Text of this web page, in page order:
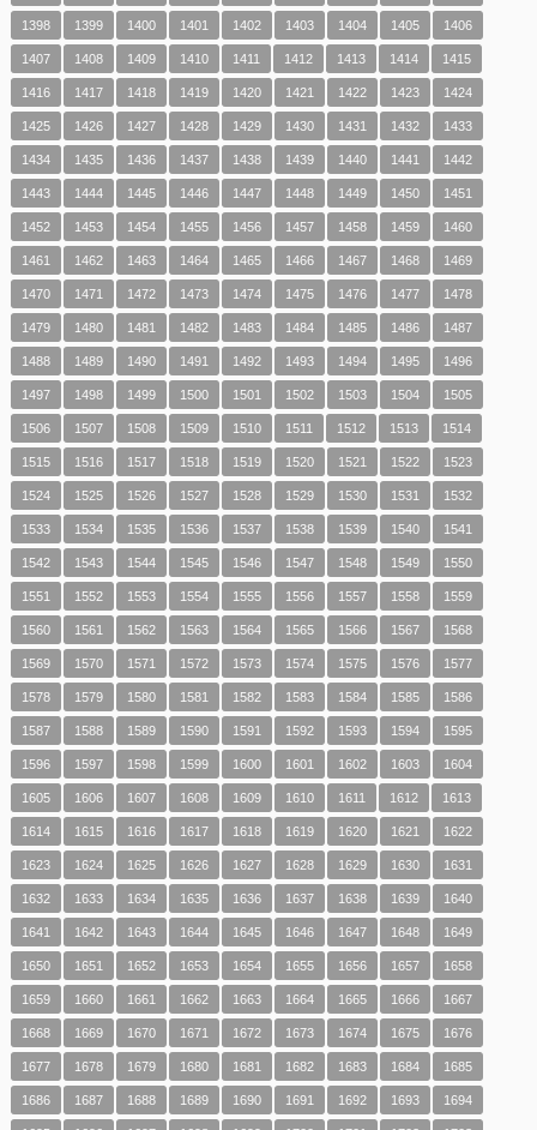
1398 1399 1400 1401 1402 1403 1404 1405 1406
1407 1408 1409 1410 1411 1412 1413 1414 1415
1416 1417 1418 1419 1420 1421 1422 1423 1424
1425 1426 1427 1428 1429 1430 1431 1432 1433
1434 1435 1436 1437 1438 1439 1440 1441 1442
1443 1444 1445 1446 1447 1448 1449 1450 1451
1452 1453 1454 1455 1456 1457 1458 1459 1460
1461 1462 1463 1464 1465 1466 1467 1468 1469
1470 1471 1472 1473 1474 1475 1476 1477 1478
1479 1480 1481 1482 1483 1484 1485 1486 1487
1488 1489 1490 1491 1492 1493 1494 1495 1496
1497 1498 1499 1500 1501 1502 1503 1504 1505
1506 1507 1508 1509 1510 1511 1512 1513 1514
1515 1516 1517 1518 1519 1520 1521 1522 1523
1524 1525 1526 1527 1528 1529 1530 1531 1532
1533 1534 1535 1536 1537 1538 1539 1540 1541
1542 1543 1544 1545 1546 1547 1548 1549 1550
1551 1552 1553 1554 1555 1556 1557 1558 1559
1560 1561 1562 1563 1564 1565 1566 1567 1568
1569 1570 1571 1572 1573 1574 1575 1576 1577
1578 1579 1580 1581 1582 1583 1584 1585 1586
1587 1588 1589 1590 1591 1592 1593 1594 1595
1596 1597 1598 1599 1600 1601 1602 1603 1604
1605 1606 1607 1608 1609 1610 1611 1612 1613
1614 1615 1616 1617 1618 1619 1620 1621 1622
1623 1624 1625 1626 1627 1628 1629 1630 1631
1632 1633 1634 1635 1636 1637 1638 1639 1640
1641 1642 1643 1644 1645 1646 1647 1648 1649
1650 1651 1652 1653 1654 1655 1656 1657 1658
1659 1660 1661 1662 1663 1664 1665 1666 1667
1668 1669 1670 1671 1672 1673 1674 1675 1676
1677 1678 1679 1680 1681 1682 1683 1684 1685
1686 1687 1688 1689 1690 1691 1692 1693 1694